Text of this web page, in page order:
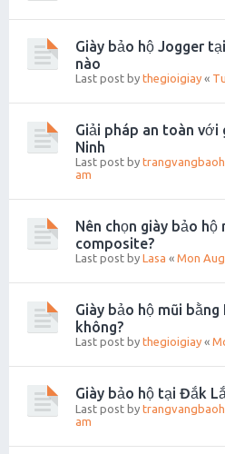
Giày bảo hộ Jogger
nào
Last post by thegioigiay «
Giải pháp an toàn với
Ninh
Last post by
am
Nên chọn giày bảo hộ
composite?
Last post by Lasa « Mon
Giày bảo hộ mũi
không?
Last post by thegioigiay «
Giày bảo hộ tại Đắk
Last post by
am